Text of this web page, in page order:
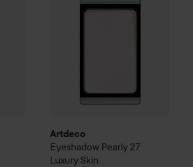
Artdeco
Eyeshadow Pearly 27
Luxury Skin